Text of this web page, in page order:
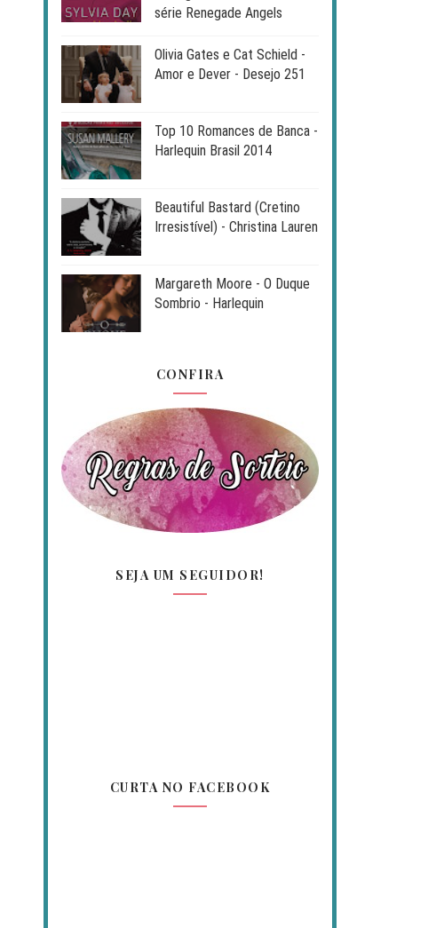
série Renegade Angels
Olivia Gates e Cat Schield -
Amor e Dever - Desejo 251
Top 10 Romances de Banca -
Harlequin Brasil 2014
Beautiful Bastard (Cretino
Irresistível) - Christina Lauren
Margareth Moore - O Duque
Sombrio - Harlequin
CONFIRA
SEJA UM SEGUIDOR!
CURTA NO FACEBOOK